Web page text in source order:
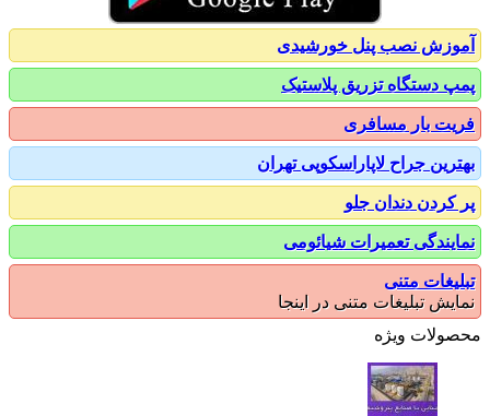
نصب پنل خورشیدی
دستگاه تزریق پلاستیک
بار مسافری
جراح لاپاراسکوپی تهران
دندان جلو
تعمیرات شیائومی
متنی
تبلیغات متنی در اینجا
ویژه